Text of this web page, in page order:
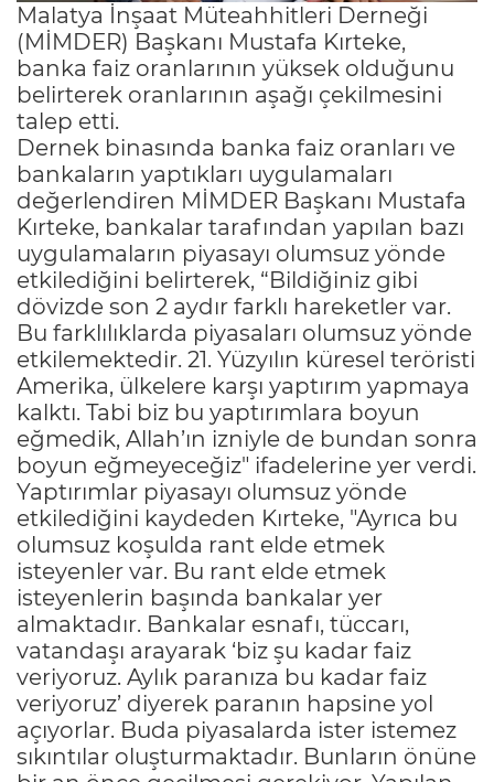
Malatya İnşaat Müteahhitleri Derneği
(MİMDER) Başkanı Mustafa Kırteke,
banka faiz oranlarının yüksek olduğunu
belirterek oranlarının aşağı çekilmesini
talep etti.
Dernek binasında banka faiz oranları ve
bankaların yaptıkları uygulamaları
değerlendiren MİMDER Başkanı Mustafa
Kırteke, bankalar tarafından yapılan bazı
uygulamaların piyasayı olumsuz yönde
etkilediğini belirterek, “Bildiğiniz gibi
dövizde son 2 aydır farklı hareketler var.
Bu farklılıklarda piyasaları olumsuz yönde
etkilemektedir. 21. Yüzyılın küresel teröristi
Amerika, ülkelere karşı yaptırım yapmaya
kalktı. Tabi biz bu yaptırımlara boyun
eğmedik, Allah’ın izniyle de bundan sonra
boyun eğmeyeceğiz" ifadelerine yer verdi.
Yaptırımlar piyasayı olumsuz yönde
etkilediğini kaydeden Kırteke, "Ayrıca bu
olumsuz koşulda rant elde etmek
isteyenler var. Bu rant elde etmek
isteyenlerin başında bankalar yer
almaktadır. Bankalar esnafı, tüccarı,
vatandaşı arayarak ‘biz şu kadar faiz
veriyoruz. Aylık paranıza bu kadar faiz
veriyoruz’ diyerek paranın hapsine yol
açıyorlar. Buda piyasalarda ister istemez
sıkıntılar oluşturmaktadır. Bunların önüne